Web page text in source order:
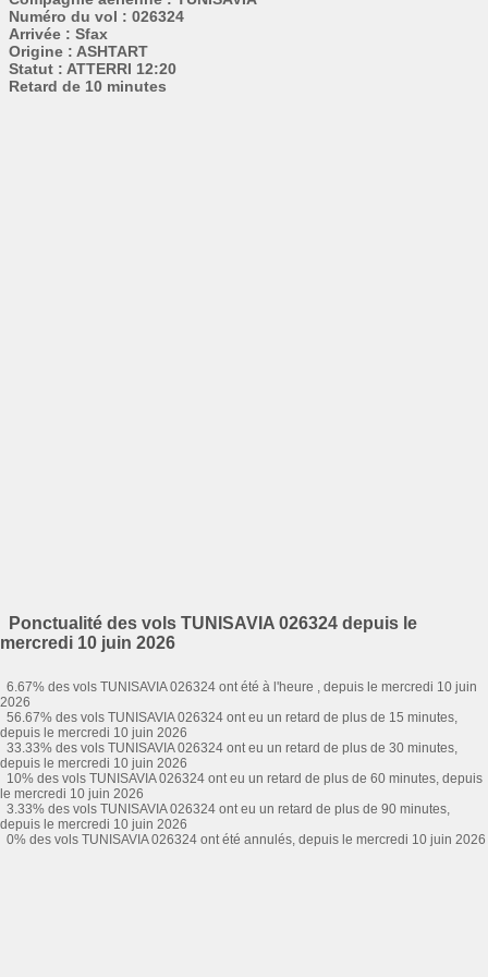
Numéro du vol : 026324
Arrivée : Sfax
Origine : ASHTART
Statut : ATTERRI 12:20
Retard de 10 minutes
Ponctualité des vols TUNISAVIA 026324 depuis le
mercredi 10 juin 2026
6.67% des vols TUNISAVIA 026324 ont été à l'heure , depuis le mercredi 10 juin
2026
56.67% des vols TUNISAVIA 026324 ont eu un retard de plus de 15 minutes,
depuis le mercredi 10 juin 2026
33.33% des vols TUNISAVIA 026324 ont eu un retard de plus de 30 minutes,
depuis le mercredi 10 juin 2026
10% des vols TUNISAVIA 026324 ont eu un retard de plus de 60 minutes, depuis
le mercredi 10 juin 2026
3.33% des vols TUNISAVIA 026324 ont eu un retard de plus de 90 minutes,
depuis le mercredi 10 juin 2026
0% des vols TUNISAVIA 026324 ont été annulés, depuis le mercredi 10 juin 2026